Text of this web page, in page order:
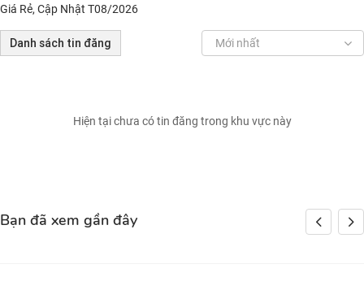
Giá Rẻ, Cập Nhật T08/2026
Danh sách tin đăng Mới nhất
Hiện tại chưa có tin đăng trong khu vực này
Bạn đã xem gần đây